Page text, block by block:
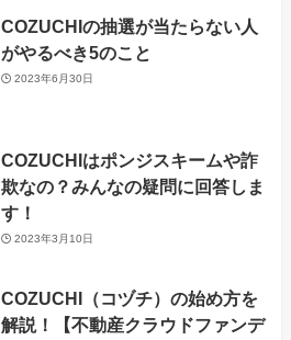
COZUCHIの抽選が当たらない人
がやるべき5のこと
2023年6月30日
COZUCHIはポンジスキームや詐
欺なの？みんなの疑問に回答しま
す！
2023年3月10日
COZUCHI（コヅチ）の始め方を
解説！【不動産クラウドファンデ